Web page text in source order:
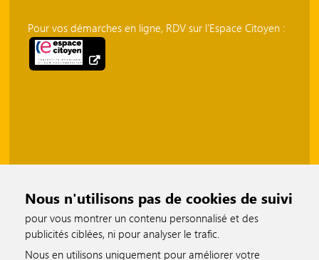
Nous n'utilisons pas de cookies de suivi
pour vous montrer un contenu personnalisé et des
publicités ciblées, ni pour analyser le trafic.
Nous en utilisons uniquement pour améliorer votre
Pour vos démarches en ligne, RDV sur l'Espace Citoyen :